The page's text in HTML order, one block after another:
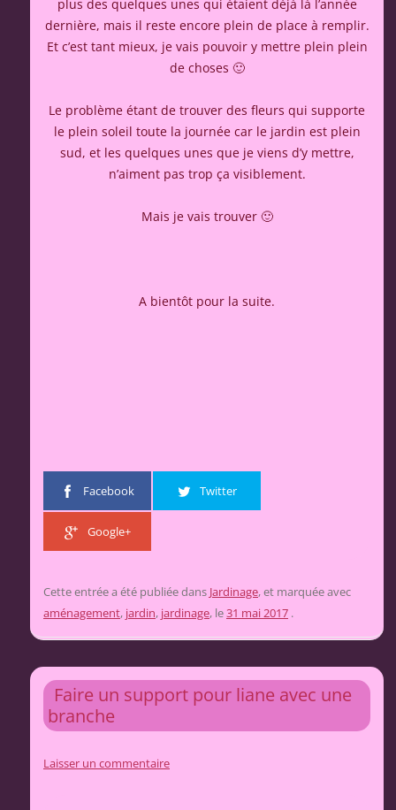
plus des quelques unes qui étaient déjà là l’année
dernière, mais il reste encore plein de place à remplir.
Et c’est tant mieux, je vais pouvoir y mettre plein plein
de choses 🙂
Le problème étant de trouver des fleurs qui supporte
le plein soleil toute la journée car le jardin est plein
sud, et les quelques unes que je viens d’y mettre,
n’aiment pas trop ça visiblement.
Mais je vais trouver 🙂
A bientôt pour la suite.
Facebook Twitter
Google+
Cette entrée a été publiée dans Jardinage, et marquée avec
aménagement, jardin, jardinage, le31 mai 2017 .
Faire un support pour liane avec une
branche
Laisser un commentaire